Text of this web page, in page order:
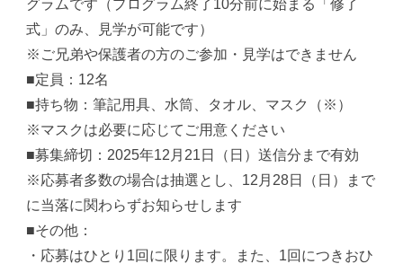
グラムです（プログラム終了10分前に始まる「修了
式」のみ、見学が可能です）
※ご兄弟や保護者の方のご参加・見学はできません
■定員：12名
■持ち物：筆記用具、水筒、タオル、マスク（※）
※マスクは必要に応じてご用意ください
■募集締切：2025年12月21日（日）送信分まで有効
※応募者多数の場合は抽選とし、12月28日（日）まで
に当落に関わらずお知らせします
■その他：
・応募はひとり1回に限ります。また、1回につきおひ